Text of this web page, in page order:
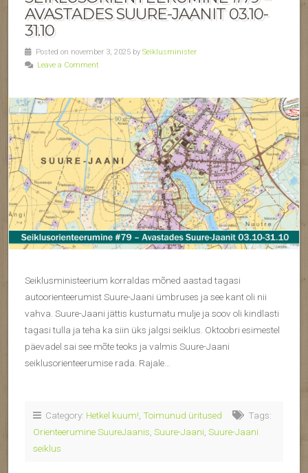
AVASTADES SUURE-JAANIT 03.10-
31.10
Posted on november 3, 2025 by Seiklusminister
Leave a Comment
Seiklusministeerium korraldas mõned aastad tagasi
autoorienteerumist Suure-Jaani ümbruses ja see kant oli nii
vahva. Suure-Jaani jättis kustumatu mulje ja soov oli kindlasti
tagasi tulla ja teha ka siin üks jalgsi seiklus. Oktoobri esimestel
päevadel sai see mõte teoks ja valmis Suure-Jaani
seiklusorienteerumise rada. Rajale…
Category: Hetkel kuum! Toimunud üritused
Tags:
Orienteerumine SuureJaanis Suure-Jaani Suure-Jaani
seiklus